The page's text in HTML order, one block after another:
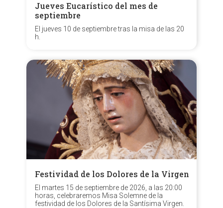
Jueves Eucarístico del mes de
septiembre
El jueves 10 de septiembre tras la misa de las 20
h.
Festividad de los Dolores de la Virgen
El martes 15 de septiembre de 2026, a las 20:00
horas, celebraremos Misa Solemne de la
festividad de los Dolores de la Santísima Virgen.